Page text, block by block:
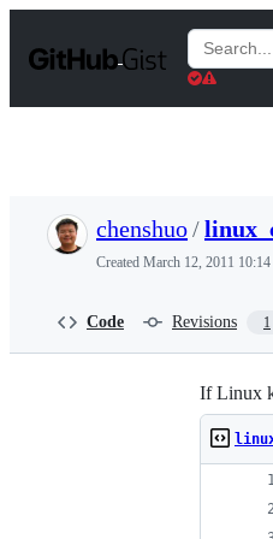
t
Search
Gists
chenshuo/
Created March 12, 2011 10:14
Code Revisions 1
If Linux